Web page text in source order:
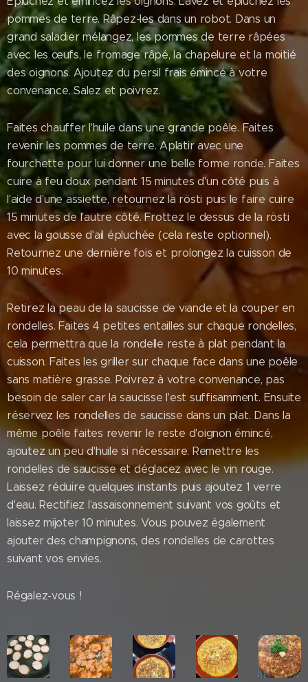
pommes de terre. Râpez-les dans un robot. Dans un
grand saladier mélangez, les pommes de terre râpées
avec les œufs, le fromage râpé, la chapelure et la moitié
des oignons. Ajoutez du persil frais émincé à votre
convenance. Salez et poivrez.
Faites chauffer l'huile dans une grande poêle. Faites
revenir les pommes de terre. Aplatir avec une
fourchette pour lui donner une belle forme ronde. Faites
cuire à feu doux pendant 15 minutes d'un côté puis à
l'aide d'une assiette, retournez la rösti puis le faire cuire
15 minutes de l'autre côté. Frottez le dessus de la rösti
avec la gousse d'ail épluchée (cela reste optionnel).
Retournez une dernière fois et prolongez la cuisson de
10 minutes.
Retirez la peau de la saucisse de viande et la couper en
rondelles. Faites 4 petites entailles sur chaque rondelles,
cela permettra que la rondelle reste à plat pendant la
cuisson. Faites les griller sur chaque face dans une poêle
sans matière grasse. Poivrez à votre convenance, pas
besoin de saler car la saucisse l'est suffisamment. Ensuite
réservez les rondelles de saucisse dans un plat. Dans la
même poêle faites revenir le reste d'oignon émincé,
ajoutez un peu d'huile si nécessaire. Remettre les
rondelles de saucisse et déglacez avec le vin rouge.
Laissez réduire quelques instants puis ajoutez 1 verre
d'eau. Rectifiez l’assaisonnement suivant vos goûts et
laissez mijoter 10 minutes. Vous pouvez également
ajouter des champignons, des rondelles de carottes
suivant vos envies.
Régalez-vous !